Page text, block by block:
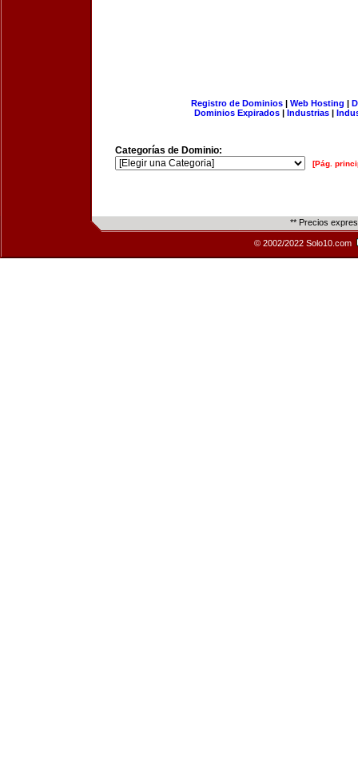
Registro de Dominios| Web Hosting |
Dominios Expirados | Industrias |
Categorías de Dominio:
[Pág.
** Precios
© 2002/2022 Solo10.com